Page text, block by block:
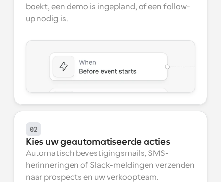
boekt, een demo is ingepland, of een follow-
up nodig is.
02
Kies uw geautomatiseerde acties
Automatisch bevestigingsmails, SMS-
herinneringen of Slack-meldingen verzenden
naar prospects en uw verkoopteam.